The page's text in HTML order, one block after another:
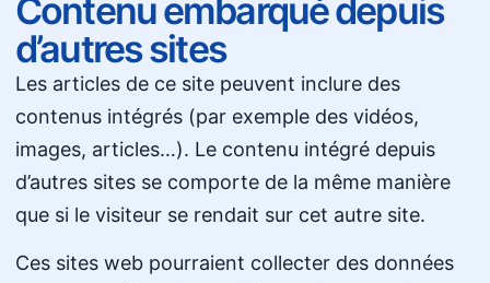
Contenu embarqué depuis
d’autres sites
Les articles de ce site peuvent inclure des
contenus intégrés (par exemple des vidéos,
images, articles…). Le contenu intégré depuis
d’autres sites se comporte de la même manière
que si le visiteur se rendait sur cet autre site.
Ces sites web pourraient collecter des données